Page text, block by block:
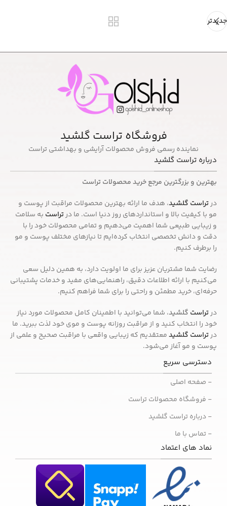
جدیدتر
فروشگاه تراست گلشید
نماینده رسمی فروش محصولات آرایشی و بهداشتی تراست
درباره تراست گلشید
بهترین و بزرگترین مرجع خرید محصولات تراست
درتراست گلشید، هدف ما ارائه بهترین محصولات مراقبت از پوست و
مو با کیفیت بالا و استانداردهای روز دنیا است. ما درتراست به سلامت
و زیبایی طبیعی شما اهمیت می‌دهیم و تمامی محصولات خود را با
دقت و دانش تخصصی انتخاب کرده‌ایم تا نیازهای مختلف پوست و مو
را برطرف کنیم.
رضایت شما مشتریان عزیز برای ما اولویت دارد، به همین دلیل سعی
می‌کنیم با ارائه اطلاعات دقیق، راهنمایی‌های مفید و خدمات پشتیبانی
حرفه‌ای، خرید مطمئن و راحتی را برای شما فراهم کنیم.
درتراست گلشید، شما می‌توانید با اطمینان کامل محصولات مورد نیاز
خود را انتخاب کنید و از مراقبت روزانه پوست و موی خود لذت ببرید. ما
درتراست گلشیدمعتقدیم که زیبایی واقعی با مراقبت صحیح و علمی از
پوست و مو آغاز می‌شود.
دسترسی سریع
- صفحه اصلی
- فروشگاه محصولات تراست
- درباره تراست گلشید
- تماس با ما
نماد های اعتماد